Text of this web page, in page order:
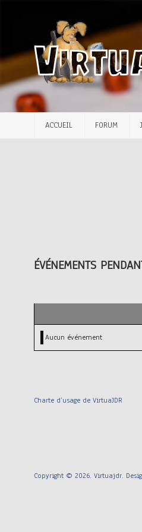
Accueil
Forum
ACCUEIL FORUM
ÉVÉNEMENTS
Aucun événement
Charte d’usage de VirtuaJDR
Copyright © 2026. Virtuajdr.